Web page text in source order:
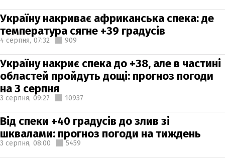
Україну накриває африканська спека: де
температура сягне +39 градусів
4 серпня, 07:32 909
Україну накриє спека до +38, але в частині
областей пройдуть дощі: прогноз погоди
на 3 серпня
3 серпня, 09:27 10937
Від спеки +40 градусів до злив зі
шквалами: прогноз погоди на тиждень
3 серпня, 08:00 5459